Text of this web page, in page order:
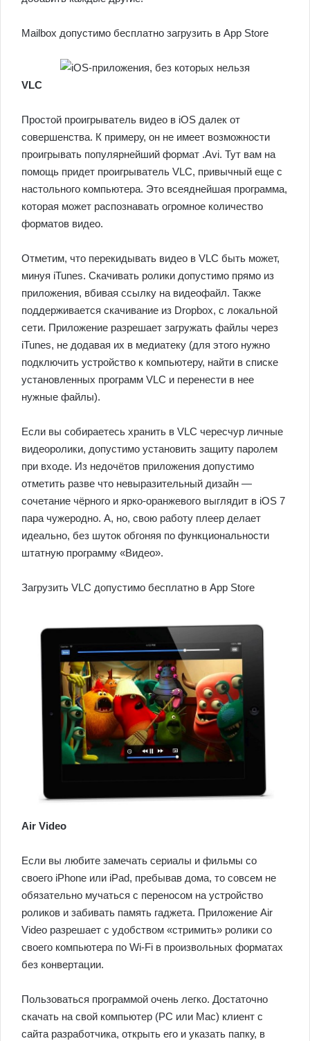
Mailbox допустимо бесплатно загрузить в App Store
VLC
Простой проигрыватель видео в iOS далек от
совершенства. К примеру, он не имеет возможности
проигрывать популярнейший формат .Avi. Тут вам на
помощь придет проигрыватель VLC, привычный еще с
настольного компьютера. Это всеяднейшая программа,
которая может распознавать огромное количество
форматов видео.
Отметим, что перекидывать видео в VLC быть может,
минуя iTunes. Скачивать ролики допустимо прямо из
приложения, вбивая ссылку на видеофайл. Также
поддерживается скачивание из Dropbox, с локальной
сети. Приложение разрешает загружать файлы через
iTunes, не додавая их в медиатеку (для этого нужно
подключить устройство к компьютеру, найти в списке
установленных программ VLC и перенести в нее
нужные файлы).
Если вы собираетесь хранить в VLC чересчур личные
видеоролики, допустимо установить защиту паролем
при входе. Из недочётов приложения допустимо
отметить разве что невыразительный дизайн —
сочетание чёрного и ярко-оранжевого выглядит в iOS 7
пара чужеродно. А, но, свою работу плеер делает
идеально, без шуток обгоняя по функциональности
штатную программу «Видео».
Загрузить VLC допустимо бесплатно в App Store
Air Video
Если вы любите замечать сериалы и фильмы со
своего iPhone или iPad, пребывав дома, то совсем не
обязательно мучаться с переносом на устройство
роликов и забивать память гаджета. Приложение Air
Video разрешает с удобством «стримить» ролики со
своего компьютера по Wi-Fi в произвольных форматах
без конвертации.
Пользоваться программой очень легко. Достаточно
скачать на свой компьютер (PC или Mac) клиент с
сайта разработчика, открыть его и указать папку, в